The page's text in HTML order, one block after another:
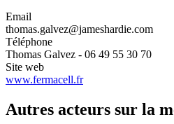
Email
thomas.galvez@jameshardie.com
Téléphone
Thomas Galvez - 06 49 55 30 70
Site web
www.fermacell.fr
Autres acteurs sur la